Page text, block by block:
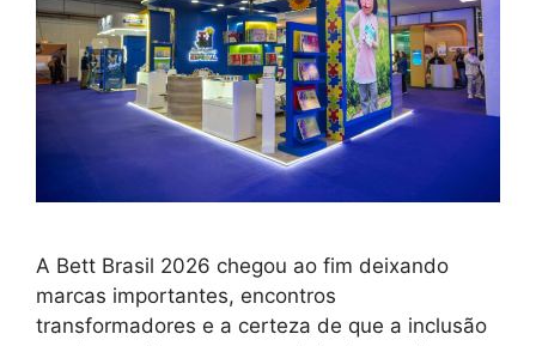
A Bett Brasil 2026 chegou ao fim deixando
marcas importantes, encontros
transformadores e a certeza de que a inclusão